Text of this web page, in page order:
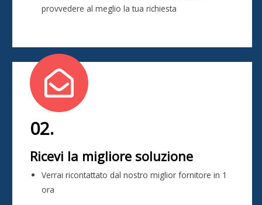
provvedere al meglio la tua richiesta
02.
Ricevi la migliore soluzione
Verrai ricontattato dal nostro miglior fornitore in 1
ora